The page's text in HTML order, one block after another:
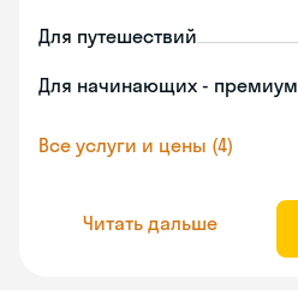
Для путешествий
Для начинающих - премиум
Все услуги и цены (4)
Читать дальше